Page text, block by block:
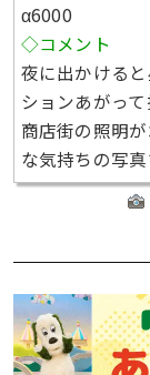
α6000
◇コメント
夜に出かける
ションあがって
商店街の照明
な気持ちの写真